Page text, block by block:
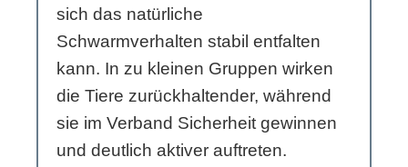
sich das natürliche
Schwarmverhalten stabil entfalten
kann. In zu kleinen Gruppen wirken
die Tiere zurückhaltender, während
sie im Verband Sicherheit gewinnen
und deutlich aktiver auftreten.